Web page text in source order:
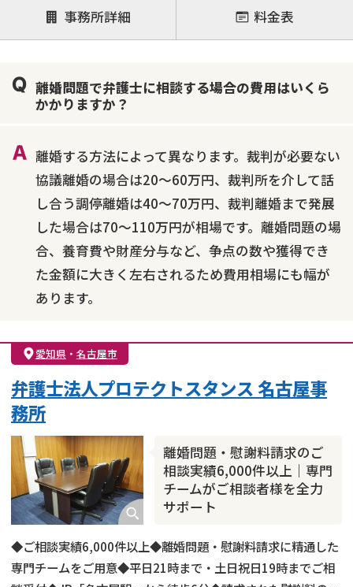
注力案件
離婚前相談
離婚調停
離婚裁判
不貞・不倫慰謝料請求
国際離婚
養育費問題
財産分与
事務所詳細 料金表
離婚問題で弁護士に相談する場合の費用はいくら
かかりますか？
離婚する方法によって異なります。裁判が必要ない
協議離婚の場合は20～60万円、裁判所を介して話
し合う調停離婚は40～70万円、裁判離婚まで発展
した場合は70～110万円が相場です。離婚問題の場
合、養育費や財産分与など、争点の数や獲得でき
た金額に大きく左右されるため費用相場にも幅が
あります。
愛知県 ・ 名古屋市
離婚問題・慰謝料請求のご
相談実績6,000件以上｜専門
チームがご相談者様を全力
サポート
弁護士法人プロテクトスタンス 名古屋事
務所
◆ご相談実績6,000件以上◆離婚問題・慰謝料請求に精通した
専門チームをご用意◆平日21時まで・土日祝日19時までご相